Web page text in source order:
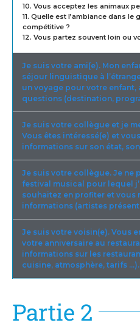
10. Vous acceptez les animaux
11. Quelle est l’ambiance dans
compétitive ?
12. Vous partez souvent loin ou
Je suis votre ami(e). Mon
séjour linguistique à
un voyage pour votre enfant,
questions (destination,
Je suis votre collègue et je
Vous êtes intéressé(e) et
informations sur son état,
Je suis votre collègue. Je ne
festival musical pour lequel
souhaitez en profiter et vous
informations (artistes
Je suis votre voisin(e). Vous
votre anniversaire au
informations sur les
cuisine, atmosphère, tarifs …).
Partie 2